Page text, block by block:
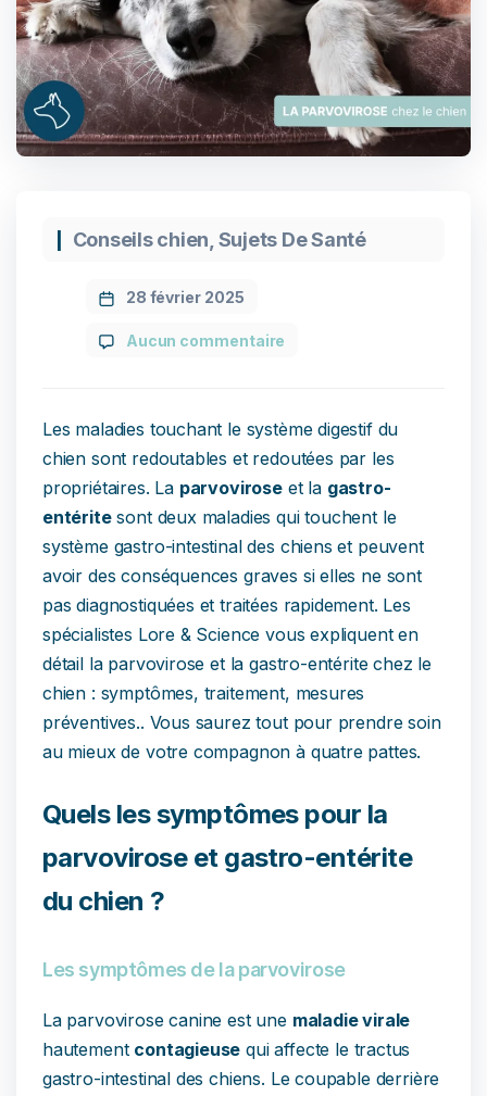
Conseils chien Sujets De Santé
28 février 2025
Aucun commentaire
Les maladies touchant le système digestif du
chien sont redoutables et redoutées par les
propriétaires. La parvoviroseet la gastro-
entéritesont deux maladies qui touchent le
système gastro-intestinal des chiens et peuvent
avoir des conséquences graves si elles ne sont
pas diagnostiquées et traitées rapidement. Les
spécialistes Lore & Science vous expliquent en
détail la parvovirose et la gastro-entérite chez le
chien : symptômes, traitement, mesures
préventives.. Vous saurez tout pour prendre soin
au mieux de votre compagnon à quatre pattes.
Quels les symptômes pour la
parvovirose et gastro-entérite
du chien ?
Les symptômes de la parvovirose
La parvovirose canine est une maladie virale
hautement contagieuse qui affecte le tractus
gastro-intestinal des chiens. Le coupable derrière